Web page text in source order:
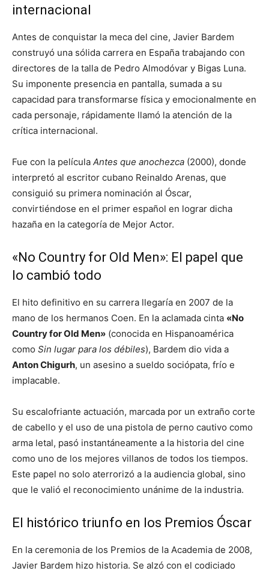
internacional
Antes de conquistar la meca del cine, Javier Bardem
construyó una sólida carrera en España trabajando con
directores de la talla de Pedro Almodóvar y Bigas Luna.
Su imponente presencia en pantalla, sumada a su
capacidad para transformarse física y emocionalmente en
cada personaje, rápidamente llamó la atención de la
crítica internacional.
Fue con la película Antes que anochezca (2000), donde
interpretó al escritor cubano Reinaldo Arenas, que
consiguió su primera nominación al Óscar,
convirtiéndose en el primer español en lograr dicha
hazaña en la categoría de Mejor Actor.
«No Country for Old Men»: El papel que
lo cambió todo
El hito definitivo en su carrera llegaría en 2007 de la
mano de los hermanos Coen. En la aclamada cinta «No
Country for Old Men» (conocida en Hispanoamérica
como Sin lugar para los débiles), Bardem dio vida a
Anton Chigurh, un asesino a sueldo sociópata, frío e
implacable.
Su escalofriante actuación, marcada por un extraño corte
de cabello y el uso de una pistola de perno cautivo como
arma letal, pasó instantáneamente a la historia del cine
como uno de los mejores villanos de todos los tiempos.
Este papel no solo aterrorizó a la audiencia global, sino
que le valió el reconocimiento unánime de la industria.
El histórico triunfo en los Premios Óscar
En la ceremonia de los Premios de la Academia de 2008,
Javier Bardem hizo historia. Se alzó con el codiciado